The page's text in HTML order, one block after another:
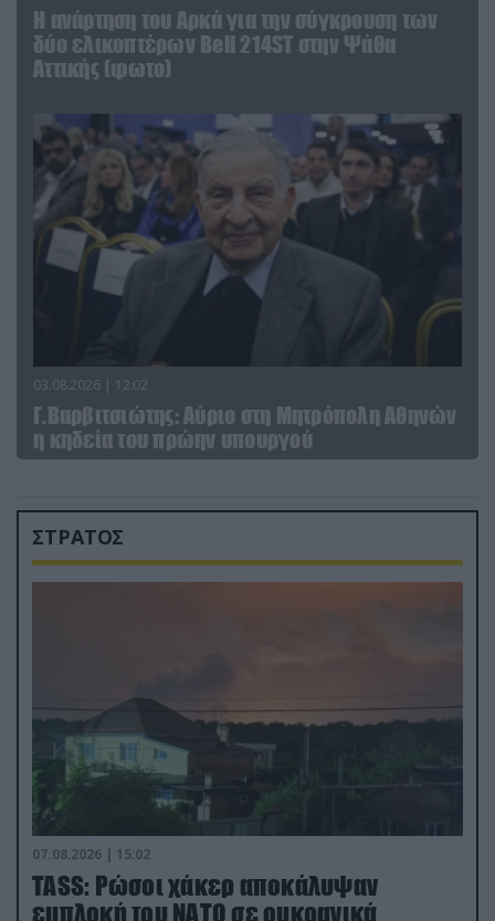
Η ανάρτηση του Αρκά για την σύγκρουση των
δύο ελικοπτέρων Bell 214ST στην Ψάθα
Αττικής (φωτο)
03.08.2026 | 12:02
Γ.Βαρβιτσιώτης: Aύριο στη Μητρόπολη Αθηνών
η κηδεία του πρώην υπουργού
ΣΤΡΑΤΟΣ
07.08.2026 | 15:02
TASS: Ρώσοι χάκερ αποκάλυψαν
εμπλοκή του ΝΑΤΟ σε ουκρανικά